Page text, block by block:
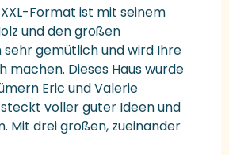
XXL-Format ist mit seinem
und den großen
gemütlich und wird Ihre
machen. Dieses Haus wurde
Eric und Valerie
voller guter Ideen und
Mit drei großen, zueinander